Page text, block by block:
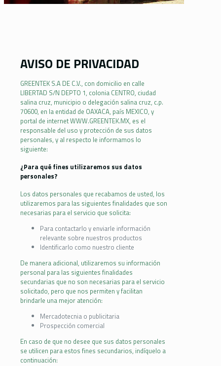
AVISO DE PRIVACIDAD
GREENTEK S.A DE C.V., con domicilio en calle
LIBERTAD S/N DEPTO 1, colonia CENTRO, ciudad
salina cruz, municipio o delegación salina cruz, c.p.
70600, en la entidad de OAXACA, país MEXICO, y
portal de internet WWW.GREENTEK.MX, es el
responsable del uso y protección de sus datos
personales, y al respecto le informamos lo
siguiente:
¿Para qué fines utilizaremos sus datos
personales?
Los datos personales que recabamos de usted, los
utilizaremos para las siguientes finalidades que son
necesarias para el servicio que solicita:
Para contactarlo y enviarle información
relevante sobre nuestros productos
Identificarlo como nuestro cliente
De manera adicional, utilizaremos su información
personal para las siguientes finalidades
secundarias que no son necesarias para el servicio
solicitado, pero que nos permiten y facilitan
brindarle una mejor atención:
Mercadotecnia o publicitaria
Prospección comercial
En caso de que no desee que sus datos personales
se utilicen para estos fines secundarios, indíquelo a
continuación: